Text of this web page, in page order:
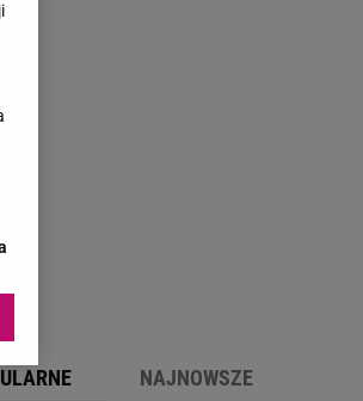
NAJNOWSZE